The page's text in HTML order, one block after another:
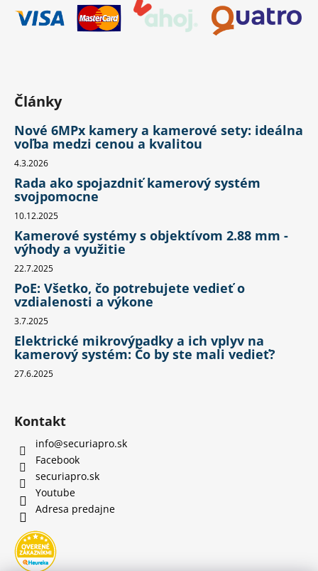
Články
Nové 6MPx kamery a kamerové sety: ideálna
voľba medzi cenou a kvalitou
4.3.2026
Rada ako spojazdniť kamerový systém
svojpomocne
10.12.2025
Kamerové systémy s objektívom 2.88 mm -
výhody a využitie
22.7.2025
PoE: Všetko, čo potrebujete vedieť o
vzdialenosti a výkone
3.7.2025
Elektrické mikrovýpadky a ich vplyv na
kamerový systém: Čo by ste mali vedieť?
27.6.2025
Kontakt
info@securiapro.sk
Facebook
securiapro.sk
Youtube
Adresa predajne